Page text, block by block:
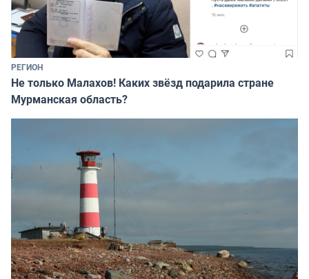
РЕГИОН
Не только Малахов! Каких звёзд подарила стране
Мурманская область?